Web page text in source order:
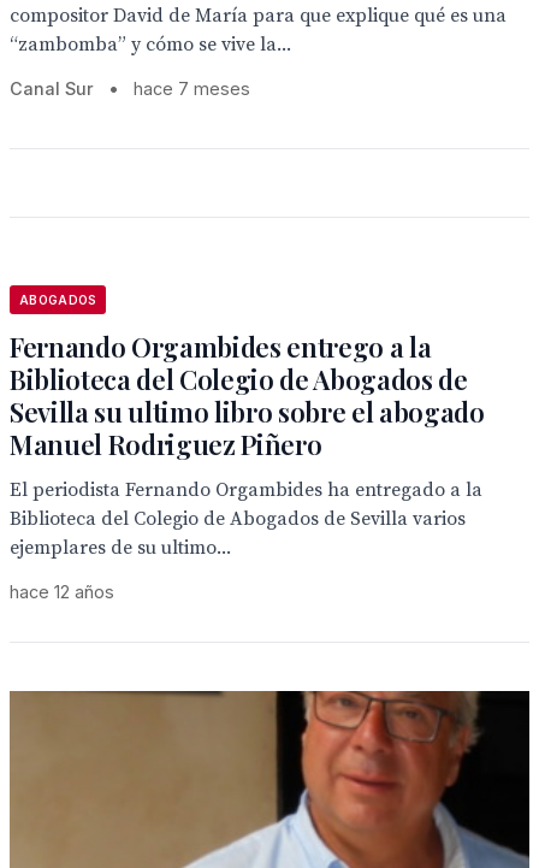
compositor David de María para que explique qué es una
“zambomba” y cómo se vive la...
Canal Sur • hace 7 meses
ABOGADOS
Fernando Orgambides entrego a la
Biblioteca del Colegio de Abogados de
Sevilla su ultimo libro sobre el abogado
Manuel Rodriguez Piñero
El periodista Fernando Orgambides ha entregado a la
Biblioteca del Colegio de Abogados de Sevilla varios
ejemplares de su ultimo...
hace 12 años